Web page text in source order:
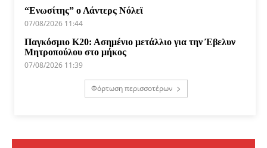
“Ενωσίτης” ο Λάντερς Νόλεϊ
07/08/2026 11:44
Παγκόσμιο Κ20: Ασημένιο μετάλλιο για την Έβελυν
Μητροπούλου στο μήκος
07/08/2026 11:39
Φόρτωση περισσοτέρων